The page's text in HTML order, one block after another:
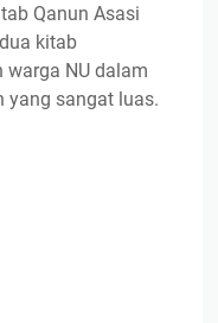
Qanun Asasi
kitab
NU dalam
yang sangat luas.